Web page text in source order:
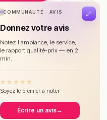
COMMUNAUTÉ · AVIS
Donnez votre avis
Notez l'ambiance, le service,
le rapport qualité-prix — en 2
min.
★ ★ ★ ★ ★
Soyez le premier à noter
Écrire un avis→